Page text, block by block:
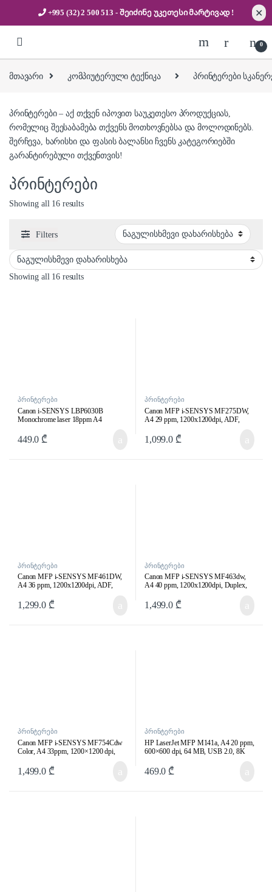
+995 (32) 2 500 513 - შეიძინე უკეთესიმარტივად ! ✕
0
მთავარი კომპიუტერული ტექნიკა პრინტერები
პრინტერები – აქ თქვენ იპოვით საუკეთესო პროდუქციას,
რომელიც შეესაბამება თქვენს მოთხოვნებსა და მოლოდინებს.
შერჩევა, ხარისხი და ფასის ბალანსი ჩვენს კატეგორიებში
გარანტირებული თქვენთვის!
პრინტერები
Showing all 16 results
Filters
Showing all 16 results
პრინტერები
Canon i-SENSYS LBP6030B
Monochrome laser 18ppm A4
Interface
449.0 ₾
პრინტერები
Canon MFP i-SENSYS MF275DW,
A4 29 ppm, 1200x1200dpi, ADF,
20K p/m
1,099.0 ₾
პრინტერები
Canon MFP i-SENSYS MF461DW,
A4 36 ppm, 1200x1200dpi, ADF,
p/m
1,299.0 ₾
პრინტერები
Canon MFP i-SENSYS MF463dw,
A4 40 ppm, 1200x1200dpi, Duplex,
80K p/m
1,499.0 ₾
პრინტერები
Canon MFP i-SENSYS MF754Cdw
Color, A4 33ppm, 1200×1200 dpi,
USB 2.0, 50K P/M
1,499.0 ₾
პრინტერები
HP LaserJet MFP M141a, A4 20 ppm,
600×600 dpi, 64 MB, USB 2.0, 8K
469.0 ₾